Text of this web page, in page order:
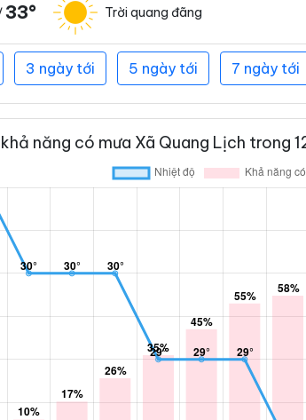
33° Trời quang đãng
3 ngày tới 5 ngày tới 7 ngày tới
năng có mưa Xã Quang Lịch trong